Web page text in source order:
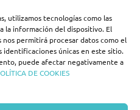
utilizamos tecnologías como las
la información del dispositivo. El
permitirá procesar datos como el
únicas en este sitio.
puede afectar negativamente a
DE COOKIES